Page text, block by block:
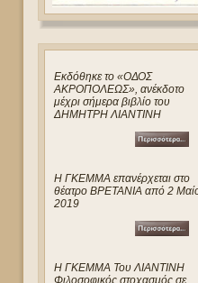
Eκδόθηκε το «ΟΔΟΣ
ΑΚΡΟΠΟΛΕΩΣ», ανέκδοτο
μέχρι σήμερα βιβλίο του
ΔΗΜΗΤΡΗ ΛΙΑΝΤΙΝΗ
Η ΓΚΕΜΜΑ επανέρχεται στο
θέατρο ΒΡΕΤΑΝΙΑ από 2
2019
Η ΓΚΕΜΜΑ Του ΛΙΑΝΤΙΝΗ
Φιλοσοφικός στοχασμός σε